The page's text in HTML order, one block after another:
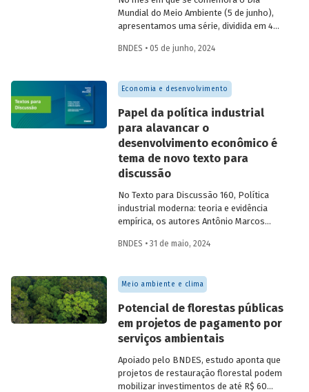
Mundial do Meio Ambiente (5 de junho),
apresentamos uma série, dividida em 4
BNDES relacionadas ao tema. Esta
Amazônia e Estruturação de Soluções de
Parques e Florestas.
BNDES • 05 de junho, 2024
Economia e desenvolvimento
Papel da política industrial
para alavancar o
desenvolvimento econômico é
tema de novo texto para
discussão
No Texto para Discussão 160, Política
industrial moderna: teoria e evidência
empírica, os autores Antônio Marcos
apresentam um panorama geral
moderna sobre o tema e explorando
casos de políticas industriais de
BNDES • 31 de maio, 2024
Meio ambiente e clima
Potencial de florestas públicas
em projetos de pagamento por
serviços ambientais
Apoiado pelo BNDES, estudo aponta que
projetos de restauração florestal podem
mobilizar investimentos de até R$ 60